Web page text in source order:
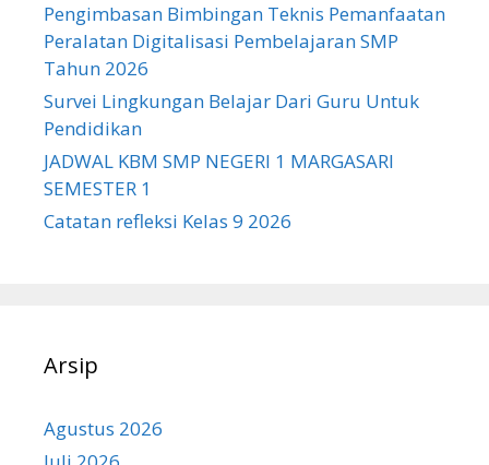
Pengimbasan Bimbingan Teknis Pemanfaatan
Peralatan Digitalisasi Pembelajaran SMP
Tahun 2026
Survei Lingkungan Belajar Dari Guru Untuk
Pendidikan
JADWAL KBM SMP NEGERI 1 MARGASARI
SEMESTER 1
Catatan refleksi Kelas 9 2026
Arsip
Agustus 2026